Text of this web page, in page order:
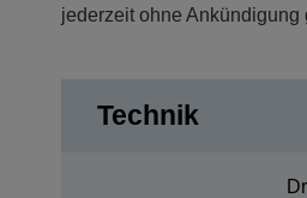
jederzeit ohne Ankündigung
Technik